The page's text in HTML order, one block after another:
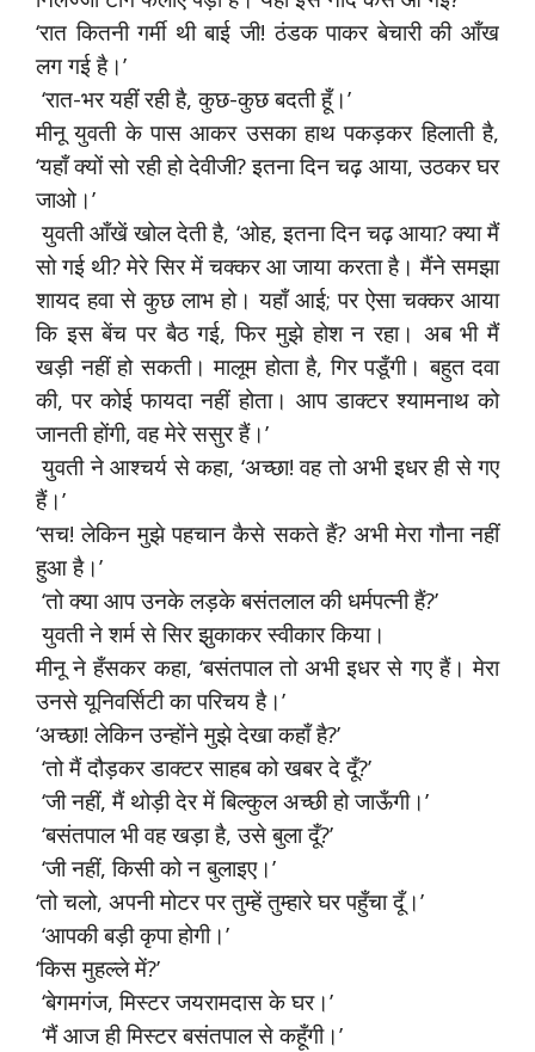
‘रात कितनी गर्मी थी बाई जी! ठंडक पाकर बेचारी की आँख
लग गई है।’
‘रात-भर यहीं रही है, कुछ-कुछ बदती हूँ।’
मीनू युवती के पास आकर उसका हाथ पकड़कर हिलाती है,
‘यहाँ क्यों सो रही हो देवीजी? इतना दिन चढ़ आया, उठकर घर
जाओ।’
युवती आँखें खोल देती है, ‘ओह, इतना दिन चढ़ आया? क्या मैं
सो गई थी? मेरे सिर में चक्कर आ जाया करता है। मैंने समझा
शायद हवा से कुछ लाभ हो। यहाँ आई; पर ऐसा चक्कर आया
कि इस बेंच पर बैठ गई, फिर मुझे होश न रहा। अब भी मैं
खड़ी नहीं हो सकती। मालूम होता है, गिर पडूँगी। बहुत दवा
की, पर कोई फायदा नहीं होता। आप डाक्टर श्यामनाथ को
जानती होंगी, वह मेरे ससुर हैं।’
युवती ने आश्चर्य से कहा, ‘अच्छा! वह तो अभी इधर ही से गए
हैं।’
‘सच! लेकिन मुझे पहचान कैसे सकते हैं? अभी मेरा गौना नहीं
हुआ है।’
‘तो क्या आप उनके लड़के बसंतलाल की धर्मपत्नी हैं?’
युवती ने शर्म से सिर झुकाकर स्वीकार किया।
मीनू ने हँसकर कहा, ‘बसंतपाल तो अभी इधर से गए हैं। मेरा
उनसे यूनिवर्सिटी का परिचय है।’
‘अच्छा! लेकिन उन्होंने मुझे देखा कहाँ है?’
‘तो मैं दौड़कर डाक्टर साहब को खबर दे दूँ?’
‘जी नहीं, मैं थोड़ी देर में बिल्कुल अच्छी हो जाऊँगी।’
‘बसंतपाल भी वह खड़ा है, उसे बुला दूँ?’
‘जी नहीं, किसी को न बुलाइए।’
‘तो चलो, अपनी मोटर पर तुम्हें तुम्हारे घर पहुँचा दूँ।’
‘आपकी बड़ी कृपा होगी।’
‘किस मुहल्ले में?’
‘बेगमगंज, मिस्टर जयरामदास के घर।’
‘मैं आज ही मिस्टर बसंतपाल से कहूँगी।’